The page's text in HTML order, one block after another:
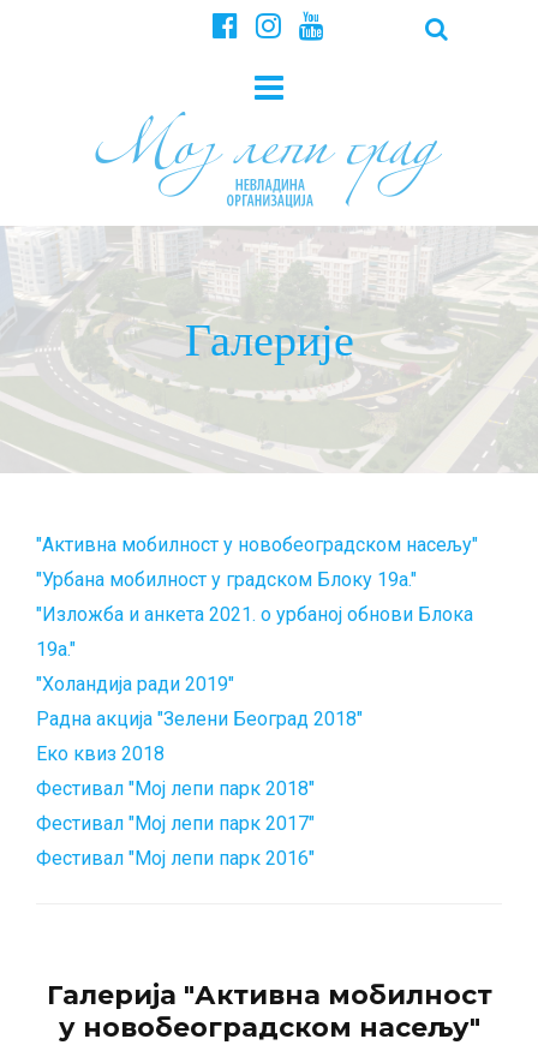
Галерије
"Активна мобилност у новобеоградском насељу"
"Урбана мобилност у градском Блоку 19а."
"Изложба и анкета 2021. о урбаној обнови Блока
19а."
"Холандија ради 2019"
Радна акција "Зелени Београд 2018"
Еко квиз 2018
Фестивал "Мој лепи парк 2018"
Фестивал "Мој лепи парк 2017"
Фестивал "Мој лепи парк 2016"
Галерија "Активна мобилност
у новобеоградском насељу"